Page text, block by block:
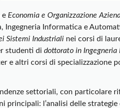
e Economia e Organizzazione
Ingegneria Informatica e
Sistemi Industrialinei corsi di
studenti di dottorato in Ingegneria
e altri corsi di specializzazione
settoriali, con particolare
principali: l’analisi delle strategie